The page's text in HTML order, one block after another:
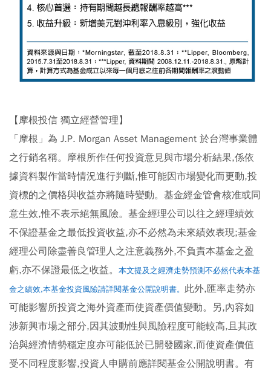
【摩根投信 獨立經營管理】
「摩根」為 J.P. Morgan Asset Management 於台灣事業體
之行銷名稱。摩根所作任何投資意見與市場分析結果,係依
據資料製作當時情況進行判斷,惟可能因市場變化而更動,投
資標的之價格與收益亦將隨時變動。基金經金管會核准或同
意生效,惟不表示絕無風險。基金經理公司以往之經理績效
不保證基金之最低投資收益,亦不必然為未來績效表現;基金
經理公司除盡善良管理人之注意義務外,不負責本基金之盈
虧,亦不保證最低之收益。 本文提及之經濟走勢預測不必然代表本基
金之績效,本基金投資風險請詳閱基金公開說明書。 此外,匯率走勢亦
可能影響所投資之海外資產而使資產價值變動。另,內容如
涉新興市場之部分,因其波動性與風險程度可能較高,且其政
治與經濟情勢穩定度亦可能低於已開發國家,而使資產價值
受不同程度影響,投資人申購前應詳閱基金公開說明書。有